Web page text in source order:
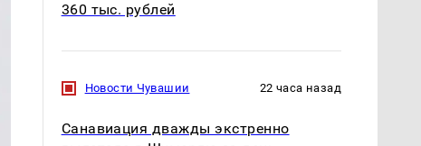
360 тыс. рублей
Новости Чувашии 22 часа назад
Санавиация дважды экстренно